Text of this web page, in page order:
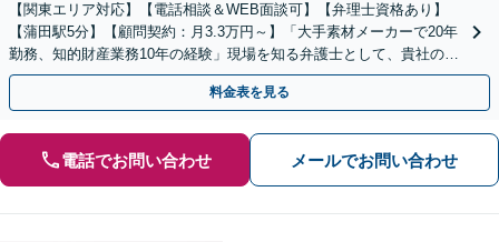
【関東エリア対応】【電話相談＆WEB面談可】【弁理士資格あり】
【蒲田駅5分】【顧問契約：月3.3万円～】「大手素材メーカーで20年
勤務、知的財産業務10年の経験」現場を知る弁護士として、貴社のビ
ジネスを法的側面から力強く支えます。
料金表を見る
電話でお問い合わせ メールでお問い合わせ